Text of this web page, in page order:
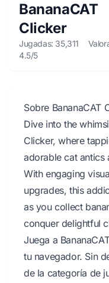
BananaCAT
Clicker
Jugadas: 35,311
4.5/5
Sobre BananaCAT
Dive into the
Clicker, where
adorable cat antics
With engaging
upgrades, this
as you collect
conquer delightful
Juega a
tu navegador. Sin
de la categoría de